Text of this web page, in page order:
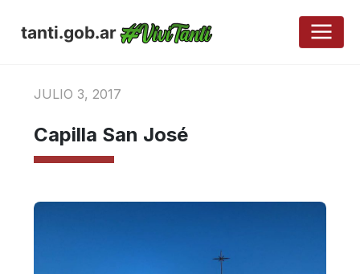
tanti.gob.ar
JULIO 3, 2017
Capilla San José